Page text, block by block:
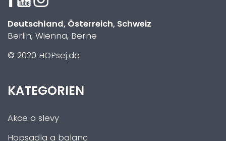
Deutschland, Österreich, Schweiz
Berlin, Wienna, Berne
© 2020 HOPsej.de
KATEGORIEN
Akce a slevy
Hopsadla a balanc